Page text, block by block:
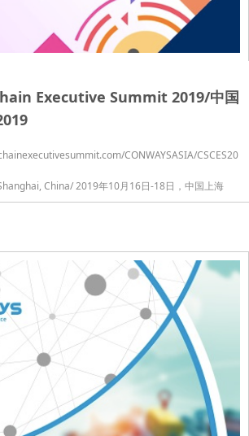
Executive Summit 2019/中国
CONWAYSASIA/CSCES20
China/ 2019年10月16日-18日，中国上海